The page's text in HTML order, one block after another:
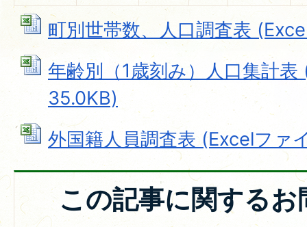
町別世帯数、人口調査表
年齢別（1歳刻み）人口集計
35.0KB)
外国籍人員調査表 (Excelファ
この記事に関する